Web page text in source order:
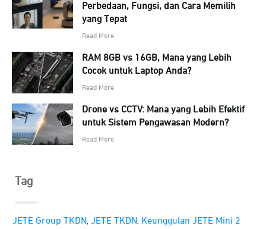
Perbedaan, Fungsi, dan Cara Memilih
yang Tepat
Read More
RAM 8GB vs 16GB, Mana yang Lebih
Cocok untuk Laptop Anda?
Read More
Drone vs CCTV: Mana yang Lebih Efektif
untuk Sistem Pengawasan Modern?
Read More
Tag
JETE Group TKDN JETE TKDN
Keunggulan JETE Mini 2